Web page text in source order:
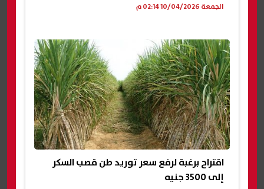
الجمعة 10/04/2026 02:14 م
اقتراح برغبة لرفع سعر توريد طن قصب السكر
إلى 3500 جنيه